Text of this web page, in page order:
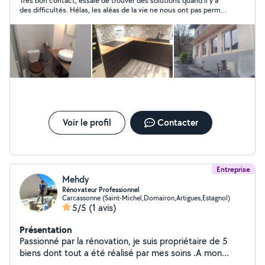
des difficultés. Hélas, les aléas de la vie ne nous ont pas permis
Voir le profil Contacter
Entreprise
Mehdy
Rénovateur Professionnel
Carcassonne (Saint-Michel,Domairon,Artigues,Estagnol)
5/5 (1 avis)
Présentation
Passionné par la rénovation, je suis propriétaire de 5
biens dont tout a été réalisé par mes soins .A mon